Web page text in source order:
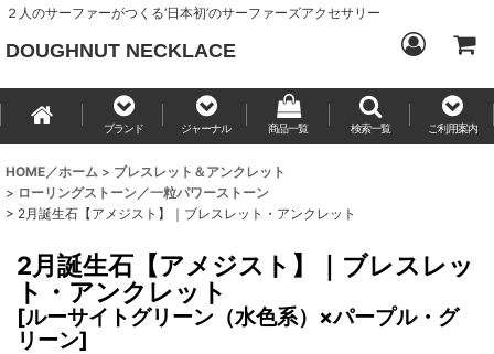
２人のサーファーがつくる‘日本初’のサーファーズアクセサリー
DOUGHNUT NECKLACE
ブランド ジャーナル 商品一覧 検索一覧 ご利用案内
HOME／ホーム > ブレスレット＆アンクレット
> ローリングストーン／一粒パワーストーン
> 2月誕生石【アメジスト】｜ブレスレット・アンクレット
2月誕生石【アメジスト】｜ブレスレッ
ト・アンクレット
[ルーサイトグリーン（水色系）×パープル・グ
リーン]